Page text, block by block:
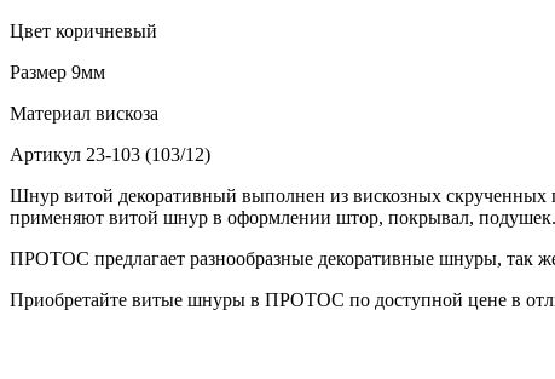
Цвет коричневый
Размер 9мм
Материал вискоза
Артикул 23-103 (103/12)
Шнур витой декоративный выполнен из вискозных
применяют витой шнур в оформлении штор, покрывал,
ПРОТОС предлагает разнообразные декоративные шнуры, так
Приобретайте витые шнуры в ПРОТОС по доступной цене в